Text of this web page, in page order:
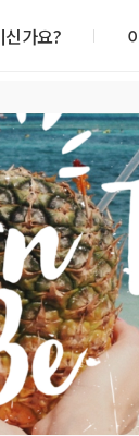
신가요?